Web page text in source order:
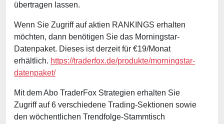
übertragen lassen.
Wenn Sie Zugriff auf aktien RANKINGS erhalten
möchten, dann benötigen Sie das Morningstar-
Datenpaket. Dieses ist derzeit für €19/Monat
erhältlich. https://traderfox.de/produkte/morningstar-
datenpaket/
Mit dem Abo TraderFox Strategien erhalten Sie
Zugriff auf 6 verschiedene Trading-Sektionen sowie
den wöchentlichen Trendfolge-Stammtisch